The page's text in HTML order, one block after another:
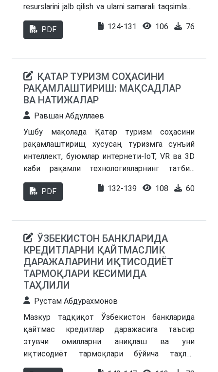
resurslarini jalb qilish va ularni samarali taqsimlash
mexanizmlarining nazariy jihatlariga qaratiladi.
Jamiyat moliyaviy barqarorligini ta’minlash,
omillar ko‘rib chiqiladi. Moliyaviy qarorlar qabul
qilishda zamonaviy yondashuvlar va ularning amaliy
ahamiyati tahlil qilinadi.
PDF 124-131 106 76
ҚАТАР ТУРИЗМ СОҲАСИНИ
РАҚАМЛАШТИРИШ: МАҚСАДЛАР
ВА НАТИЖАЛАР
Равшан Абдуллаев
Ушбу мақолада Қатар туризм соҳасини
рақамлаштириш, хусусан, туризмга сунъий
интеллект, буюмлар интернети-IoT, VR ва 3D
каби рақамли технологияларнинг татбиқ
этилиши ҳамда унинг ривожланиш
босқичлари очиб берилган. Шунингдек,
PDF 132-139 108 60
ЎЗБЕКИСТОН БАНКЛАРИДА
КРЕДИТЛАРНИ ҚАЙТМАСЛИК
ДАРАЖАЛАРИНИ ИҚТИСОДИЁТ
ТАРМОҚЛАРИ КЕСИМИДА
ТАҲЛИЛИ
Рустам Абдурахмонов
Мазкур тадқиқот Ўзбекистон банкларида
қайтмас кредитлар даражасига таъсир
этувчи омилларни аниқлаш ва уни
иқтисодиёт тармоқлари бўйича таҳлил
қилишга қаратилган. Банклар томонидан